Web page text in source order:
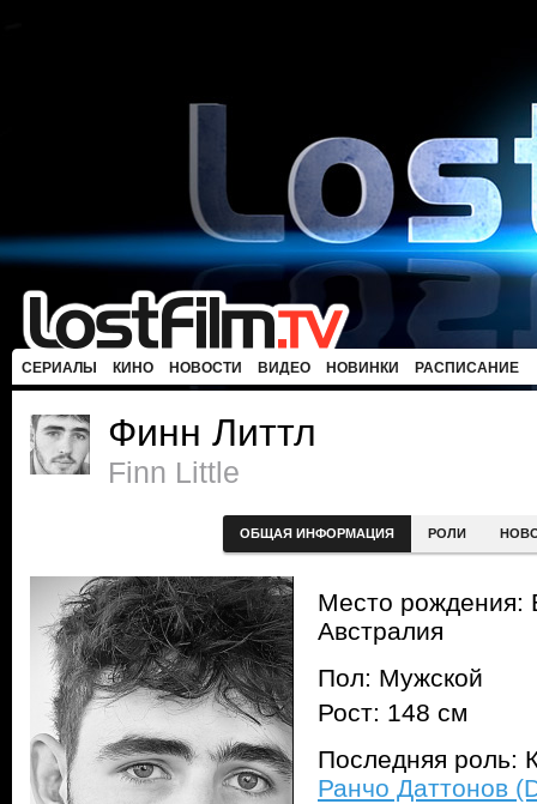
СЕРИАЛЫ КИНО НОВОСТИ ВИДЕО НОВИНКИ РАСПИСАНИЕ
Финн Литтл
Finn Little
ОБЩАЯ ИНФОРМАЦИЯ РОЛИ
Место рождения:
Австралия
Пол: Мужской
Рост: 148 см
Последняя роль:
Ранчо Даттонов